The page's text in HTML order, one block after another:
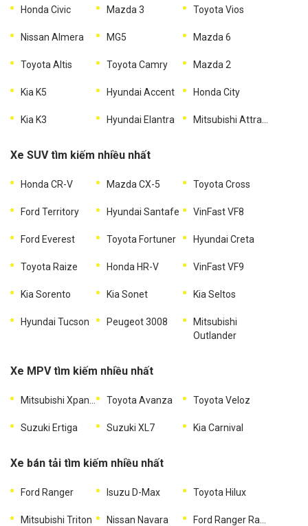
Honda Civic Mazda 3 Toyota Vios
Nissan Almera MG5 Mazda 6
Toyota Altis Toyota Camry Mazda 2
Kia K5 Hyundai Accent Honda City
Kia K3 Hyundai Elantra
Xe SUV tìm kiếm nhiều nhất
Honda CR-V Mazda CX-5 Toyota Cross
Ford Territory Hyundai Santafe VinFast VF8
Ford Everest Toyota Fortuner Hyundai Creta
Toyota Raize Honda HR-V VinFast VF9
Kia Sorento Kia Sonet Kia Seltos
Hyundai Tucson Peugeot 3008
Mitsubishi
Outlander
Xe MPV tìm kiếm nhiều nhất
Toyota Avanza Toyota Veloz
Suzuki Ertiga Suzuki XL7 Kia Carnival
Xe bán tải tìm kiếm nhiều nhất
Ford Ranger Isuzu D-Max Toyota Hilux
Mitsubishi Triton Nissan Navara